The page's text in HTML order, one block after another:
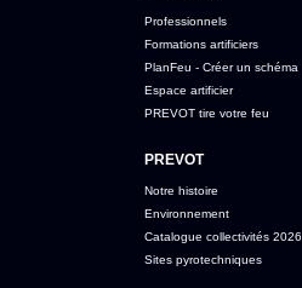
Professionnels
Formations artificiers
PlanFeu - Créer un schéma
Espace artificier
PREVOT tire votre feu
PREVOT
Notre histoire
Environnement
Catalogue collectivités 2026
Sites pyrotechniques